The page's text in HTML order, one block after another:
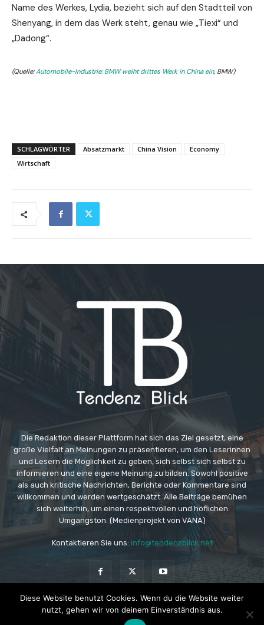
Name des Werkes, Lydia, bezieht sich auf den Stadtteil von
Shenyang, in dem das Werk steht, genau wie „Tiexi“ und
„Dadong“.
(Quelle:Automobile-Industrie: BMW weiht drittes Werk in China ein, BMW)
SCHLAGWÖRTER Absatzmarkt China Vision
Economy
Wirtschaft
Die Redaktion dieser Plattform hat sich das Ziel gesetzt, eine
große Vielfalt an Meinungen zu präsentieren, um den Leserinnen
und Lesern die Möglichkeit zu geben, sich selbst sich selbst zu
informieren und eine eigene Meinung zu bilden. Sowohl positive
als auch kritische Nachrichten, Berichte oder Kommentare sind
willkommen und werden wertgeschätzt. Alle Beiträge bemühen
sich weiterhin, um einen respektvollen und höflichen
Umgangston. (Medienprojekt von VANA)
Kontaktieren Sie uns: info@tendenzblick.net
© Copyright - TB - Aktuelle Nachrichten online
Diese Website benutzt Cookies. Wenn du die Website weiter
nutzt, gehen wir von deinem Einverständnis aus.